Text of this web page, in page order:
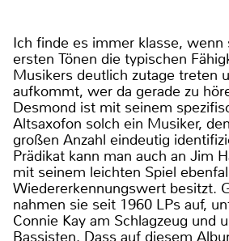
Ich finde es immer klasse, wenn
ersten Tönen die typischen
Musikers deutlich zutage treten
aufkommt, wer da gerade zu
Desmond ist mit seinem
Altsaxofon solch ein Musiker,
großen Anzahl eindeutig
Prädikat kann man auch an Jim
mit seinem leichten Spiel
Wiedererkennungswert besitzt.
nahmen sie seit 1960 LPs auf,
Connie Kay am Schlagzeug und